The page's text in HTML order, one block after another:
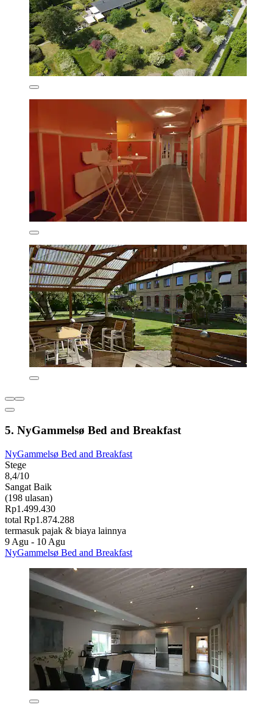
5. NyGammelsø Bed and Breakfast
NyGammelsø Bed and Breakfast
Stege
8,4/10
Sangat Baik
(198 ulasan)
Rp1.499.430
total Rp1.874.288
termasuk pajak & biaya lainnya
9 Agu - 10 Agu
NyGammelsø Bed and Breakfast